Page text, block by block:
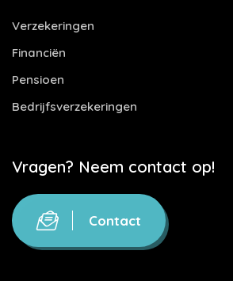
Verzekeringen
Financiën
Pensioen
Bedrijfsverzekeringen
Vragen? Neem contact op!
Contact